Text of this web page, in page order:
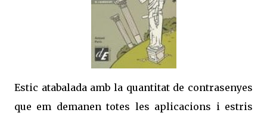
Estic atabalada amb la quantitat de contrasenyes
que em demanen totes les aplicacions i estris